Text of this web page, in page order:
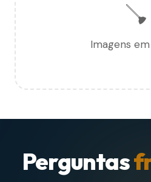
🪠
Imagens
Perguntas